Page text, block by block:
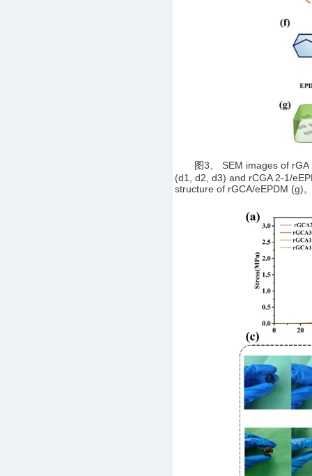
图3、 SEM images of rGA
(d1, d2, d3) and rCGA 2-1/
structure of rGCA/eEPDM (g)